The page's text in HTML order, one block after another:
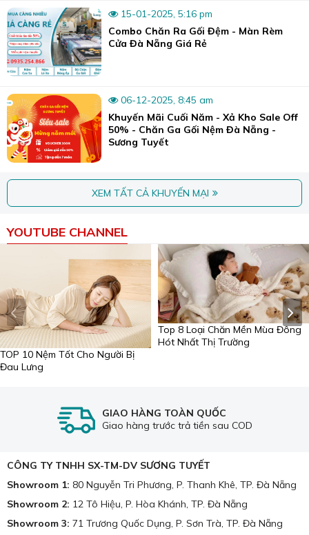
15-01-2025, 5:16 pm
Combo Chăn Ra Gối Đệm - Màn Rèm
Cửa Đà Nẵng Giá Rẻ
06-12-2025, 8:45 am
Khuyến Mãi Cuối Năm - Xả Kho Sale Off
50% - Chăn Ga Gối Nệm Đà Nẵng -
Sương Tuyết
XEM TẤT CẢ KHUYẾN MẠI
YOUTUBE CHANNEL
TOP 10 Nệm Tốt Cho Người Bị
Đau Lưng
Top 8 Loại Chăn Mền Mùa Đông
Hót Nhất Thị Trường
GIAO HÀNG TOÀN QUỐC
Giao hàng trước trả tiền sau COD
CÔNG TY TNHH SX-TM-DV SƯƠNG TUYẾT
Showroom 1: 80 Nguyễn Tri Phương, P. Thanh Khê, TP. Đà Nẵng
Showroom 2: 12 Tô Hiệu, P. Hòa Khánh, TP. Đà Nẵng
Showroom 3: 71 Trương Quốc Dụng, P. Sơn Trà, TP. Đà Nẵng